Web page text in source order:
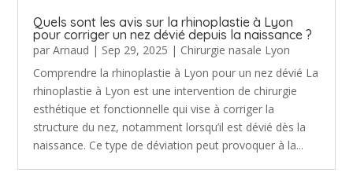
Quels sont les avis sur la rhinoplastie à Lyon
pour corriger un nez dévié depuis la naissance ?
parArnaud | Sep 29, 2025 | Chirurgie nasale Lyon
Comprendre la rhinoplastie à Lyon pour un nez dévié La
rhinoplastie à Lyon est une intervention de chirurgie
esthétique et fonctionnelle qui vise à corriger la
structure du nez, notamment lorsqu’il est dévié dès la
naissance. Ce type de déviation peut provoquer à la...